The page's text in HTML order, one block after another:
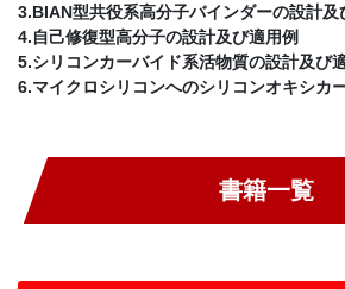
3.BIAN型共役系高分子バインダーの設計及
4.自己修復型高分子の設計及び適用例
5.シリコンカーバイド系活物質の設計及び
6.マイクロシリコンへのシリコンオキシカ
書籍一覧